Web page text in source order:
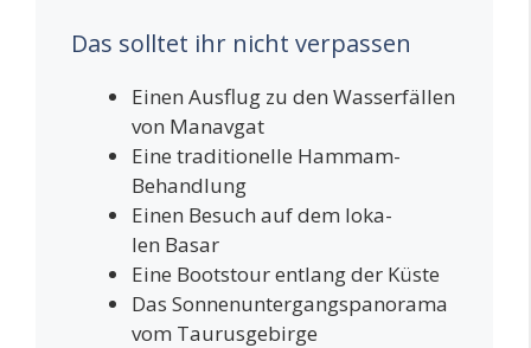
Das solltet ihr nicht verpassen
Einen Aus­flug zu den Was­ser­fäl­len
von Manavgat
Eine tra­di­tio­nel­le Hammam-
Behandlung
Einen Besuch auf dem loka­
len Basar
Eine Boots­tour ent­lang der Küste
Das Son­nen­un­ter­gangs­pan­ora­ma
vom Taurusgebirge